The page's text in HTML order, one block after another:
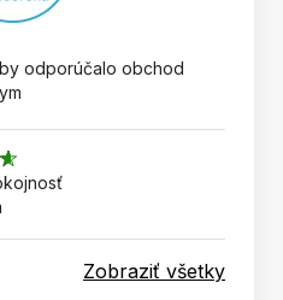
odporúčalo obchod
Zobraziť všetky